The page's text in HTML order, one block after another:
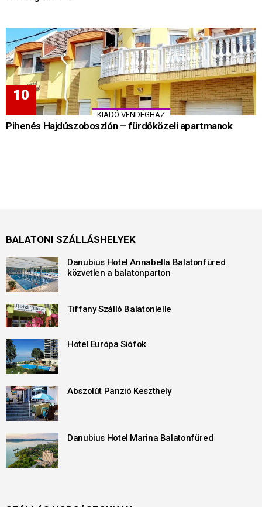
KIADÓ VENDÉGHÁZ
Pihenés Hajdúszoboszlón – fürdőközeli apartmanok
BALATONI SZÁLLÁSHELYEK
Danubius Hotel Annabella Balatonfüred
közvetlen a balatonparton
Tiffany Szálló Balatonlelle
Hotel Európa Siófok
Abszolút Panzió Keszthely
Danubius Hotel Marina Balatonfüred